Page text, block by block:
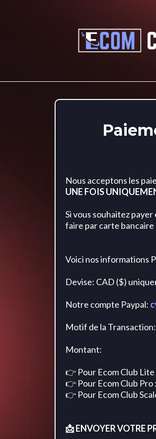
Nous acceptons les
UNE FOIS
Si vous souhaitez
faire par carte
Voici nos informations
Devise: CAD ($)
Notre compte Paypal:
Motif de la
Montant:
👉 Pour Ecom Club Lite
👉 Pour Ecom Club Pro :
👉 Pour Ecom Club
📩 ENVOYER VOTRE